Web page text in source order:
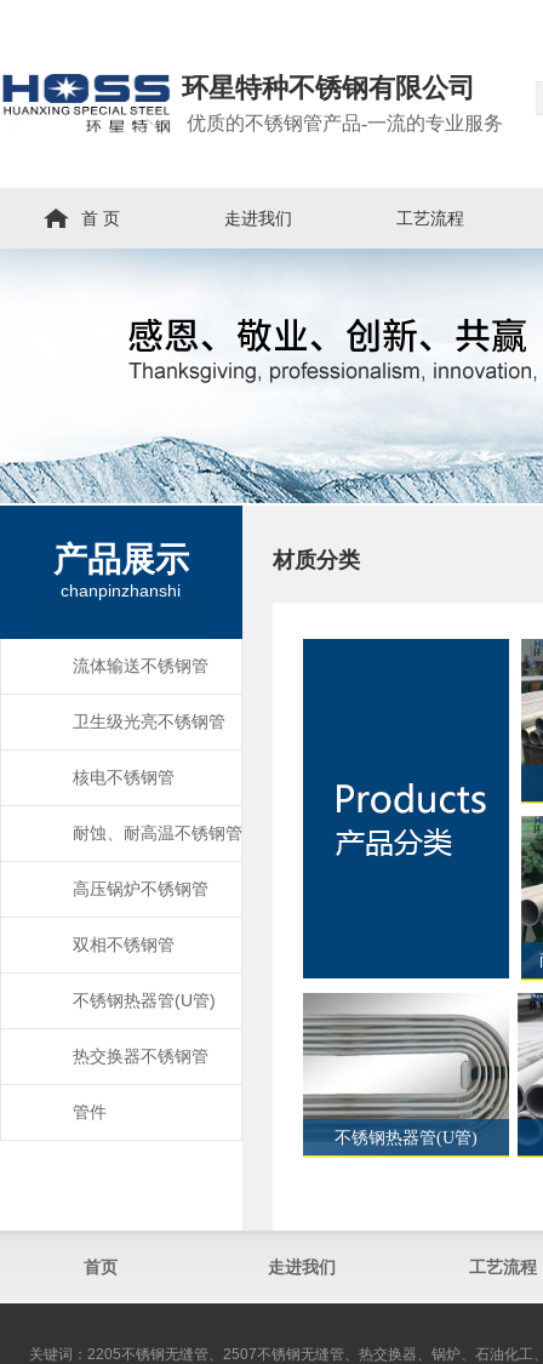
环星特种不锈钢有限公司
优质的不锈钢管产品-一流的专业服务
首 页 走进我们 工艺流程
产品展示
chanpinzhanshi
流体输送不锈钢管
卫生级光亮不锈钢管
核电不锈钢管
耐蚀、耐高温不锈钢管
高压锅炉不锈钢管
双相不锈钢管
不锈钢热器管(U管)
热交换器不锈钢管
管件
材质分类
不锈钢热器管(U管)
首页 走进我们 工艺流程
关键词：2205不锈钢无缝管、2507不锈钢无缝管、热交换器、锅炉、石油化